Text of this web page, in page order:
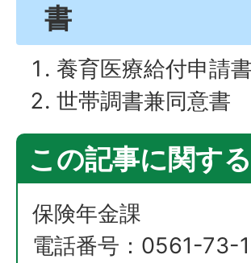
書
養育医療給付申請書
世帯調書兼同意書
この記事に関す
保険年金課
電話番号：0561-